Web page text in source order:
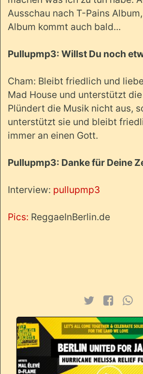
Ausschau nach T-Pains
Album kommt auch bald...
Pullupmp3: Willst Du noch
Cham: Bleibt friedlich und
Mad House und unterstützt
Plündert die Musik nicht aus,
unterstützt sie und bleibt
immer an einen Gott.
Pullupmp3: Danke für Deine
Interview: pullupmp3
Pics: ReggaeInBerlin.de